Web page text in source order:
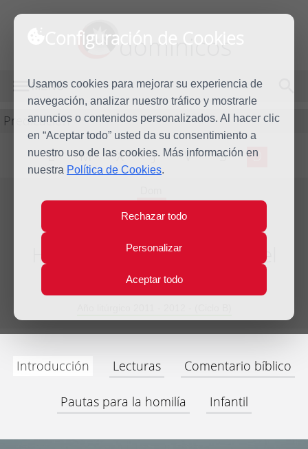
Configuración de Cookies
Usamos cookies para mejorar su experiencia de
navegación, analizar nuestro tráfico y mostrarle
anuncios o contenidos personalizados. Al hacer clic
en “Aceptar todo” usted da su consentimiento a
nuestro uso de las cookies. Más información en
nuestra Política de Cookies.
Rechazar todo
Personalizar
Aceptar todo
dominicos
MENÚ
Predicación
L M X J V S D
7
Oct
Homilía XXVII Domingo del
tiempo ordinario
Introducción Lecturas Comentario bíblico
Pautas para la homilía Infantil